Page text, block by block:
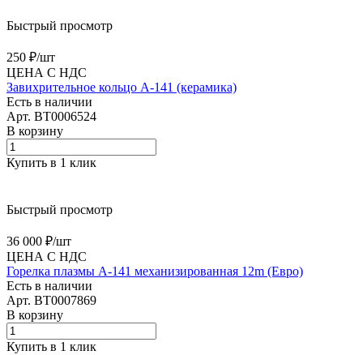
Быстрый просмотр
250 ₽/шт
ЦЕНА С НДС
Завихрительное кольцо A-141 (керамика)
Есть в наличии
Арт. BT0006524
В корзину
Купить в 1 клик
Быстрый просмотр
36 000 ₽/шт
ЦЕНА С НДС
Горелка плазмы А-141 механизированная 12m (Евро)
Есть в наличии
Арт. BT0007869
В корзину
Купить в 1 клик